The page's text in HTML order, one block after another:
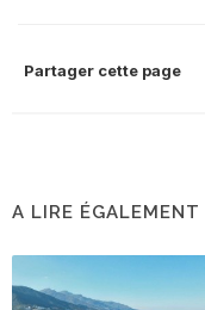
Partager cette page
A LIRE ÉGALEMENT